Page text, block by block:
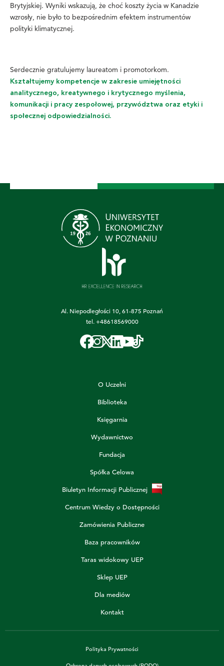
Brytyjskiej. Wyniki wskazują, że choć koszty życia w Kanadzie
wzrosły, nie było to bezpośrednim efektem instrumentów
polityki klimatycznej.
Serdecznie gratulujemy laureatom i promotorkom.
Kształtujemy kompetencje w zakresie umiejętności
analitycznego, kreatywnego i krytycznego myślenia,
komunikacji i pracy zespołowej, przywództwa oraz etyki i
społecznej odpowiedzialności.
Al. Niepodległości 10, 61-875 Poznań
tel.+48618569000
O Uczelni
Biblioteka
Księgarnia
Wydawnictwo
Fundacja
Spółka Celowa
Biuletyn Informacji Publicznej
Centrum Wiedzy o Dostępności
Zamówienia Publiczne
Baza pracowników
Taras widokowy UEP
Sklep UEP
Dla mediów
Kontakt
Polityka Prywatności